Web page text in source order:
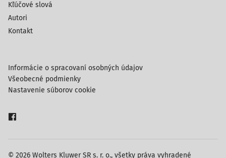
Kľúčové slová
Autori
Kontakt
© 2026 Wolters Kluwer SR s. r. o., všetky práva vyhradené
Informácie o spracovaní osobných údajov
Všeobecné podmienky
Nastavenie súborov cookie